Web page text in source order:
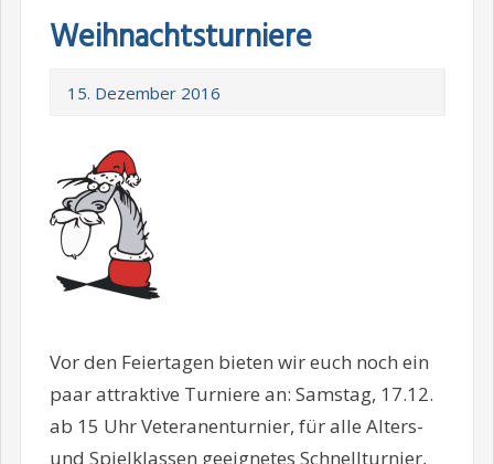
Weihnachtsturniere
15. Dezember 2016
Vor den Feiertagen bieten wir euch noch ein
paar attraktive Turniere an: Samstag, 17.12.
ab 15 Uhr Veteranenturnier, für alle Alters-
und Spielklassen geeignetes Schnellturnier,